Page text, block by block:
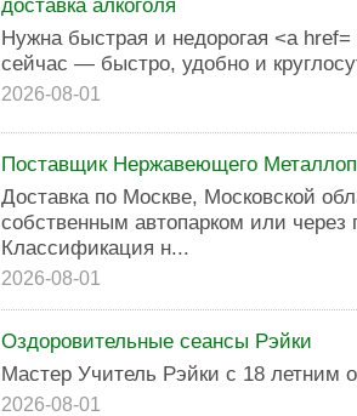
доставка алкоголя
Нужна быстрая и недорогая <a
сейчас — быстро, удобно и
2026-08-01
Поставщик Нержавеющего
Доставка по Москве, Московской
собственным автопарком или через
Классификация н...
2026-08-01
Оздоровительные сеансы Рэйки
Мастер Учитель Рэйки с 18 летним
2026-08-01